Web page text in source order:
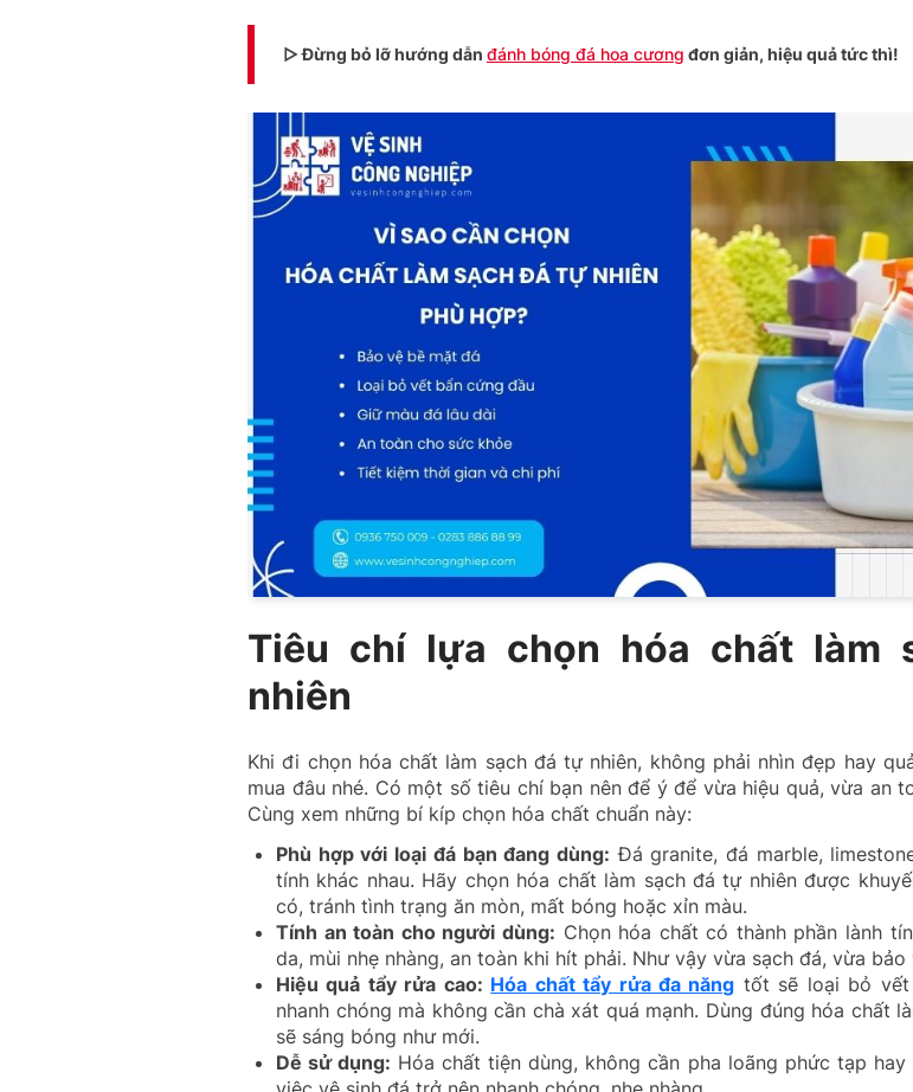
▷ Đừng bỏ lỡ hướng dẫn đánh bóng đá hoa cương đơn giản, hiệu quả tức thì!
Tiêu chí lựa chọn hóa chất làm
nhiên
Khi đi chọn hóa chất làm sạch đá tự nhiên, không phải nhìn đẹp hay
mua đâu nhé. Có một số tiêu chí bạn nên để ý để vừa hiệu quả, vừa an
Cùng xem những bí kíp chọn hóa chất chuẩn này:
Phù hợp với loại đá bạn đang dùng: Đá granite, đá marble,
tính khác nhau. Hãy chọn hóa chất làm sạch đá tự nhiên được
có, tránh tình trạng ăn mòn, mất bóng hoặc xỉn màu.
Tính an toàn cho người dùng: Chọn hóa chất có thành phần lành
da, mùi nhẹ nhàng, an toàn khi hít phải. Như vậy vừa sạch đá, vừa bảo
Hiệu quả tẩy rửa cao: Hóa chất tẩy rửa đa năng tốt sẽ loại bỏ vết
nhanh chóng mà không cần chà xát quá mạnh. Dùng đúng hóa chất
sẽ sáng bóng như mới.
Dễ sử dụng: Hóa chất tiện dùng, không cần pha loãng phức tạp